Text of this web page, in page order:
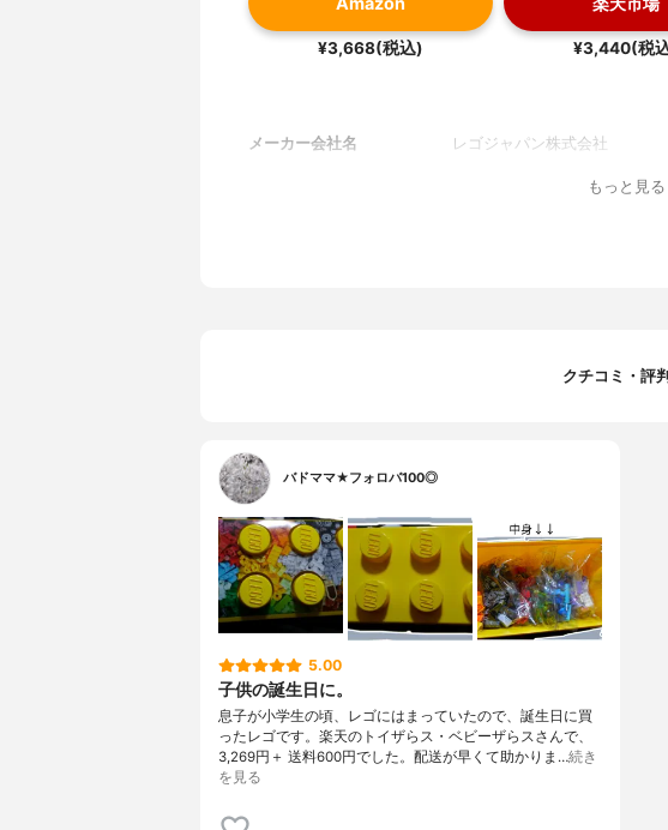
¥3,668(税込) ¥3,440(税
メーカー会社名 レゴジャパン株式会社
もっと見る
クチコミ・評
バドママ★フォロバ100◎
5.00
子供の誕生日に。
息子が小学生の頃、レゴにはまっていたので、誕生日に買
ったレゴです。楽天のトイザらス・ベビーザらスさんで、
3,269円＋ 送料600円でした。配送が早くて助かりま…続き
を見る